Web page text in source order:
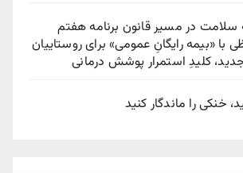
سلامت در مسیر قانون برنامه هفتم
با «بیمه رایگانِ عمومی» برای روستاییان
کلیدِ استمرار پوشش درمانی
خنکی را ماندگار کنید